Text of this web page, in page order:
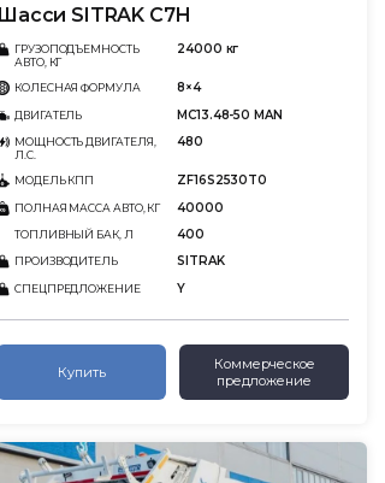
Шасси SITRAK C7H
ГРУЗОПОДЪЕМНОСТЬ
АВТО, КГ
24000 кг
КОЛЕСНАЯ ФОРМУЛА 8×4
ДВИГАТЕЛЬ MC13.48-50 MAN
МОЩНОСТЬ ДВИГАТЕЛЯ,
Л.С.
480
МОДЕЛЬ КПП ZF16S2530T0
ПОЛНАЯ МАССА АВТО, КГ 40000
ТОПЛИВНЫЙ БАК, Л 400
ПРОИЗВОДИТЕЛЬ SITRAK
СПЕЦПРЕДЛОЖЕНИЕ Y
Купить
Коммерческое
предложение